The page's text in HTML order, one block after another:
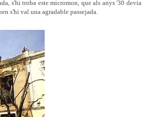
s'hi troba este micromon, queals anys '30 devia
s'hi val una agradable passejada.